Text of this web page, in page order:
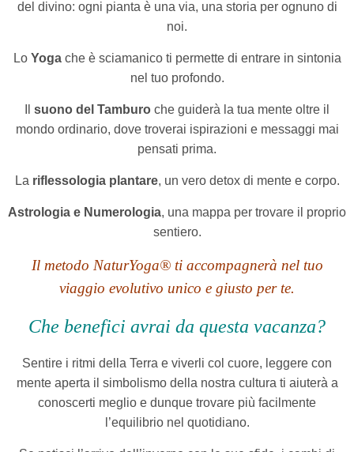
del divino: ogni pianta è una via, una storia per ognuno di
noi.
Lo Yogache è sciamanico ti permette di entrare in sintonia
nel tuo profondo.
suono del Tamburo che guiderà la tua mente oltre il
mondo ordinario, dove troverai ispirazioni e messaggi mai
pensati prima.
La riflessologia plantare, un vero detox di mente e corpo.
Astrologia e Numerologia, una mappa per trovare il proprio
sentiero.
Il metodo NaturYoga® ti accompagnerà nel tuo
viaggio evolutivo unico e giusto per te.
Che benefici avrai da questa vacanza?
Sentire i ritmi della Terra e viverli col cuore, leggere con
mente aperta il simbolismo della nostra cultura ti aiuterà a
conoscerti meglio e dunque trovare più facilmente
l’equilibrio nel quotidiano.